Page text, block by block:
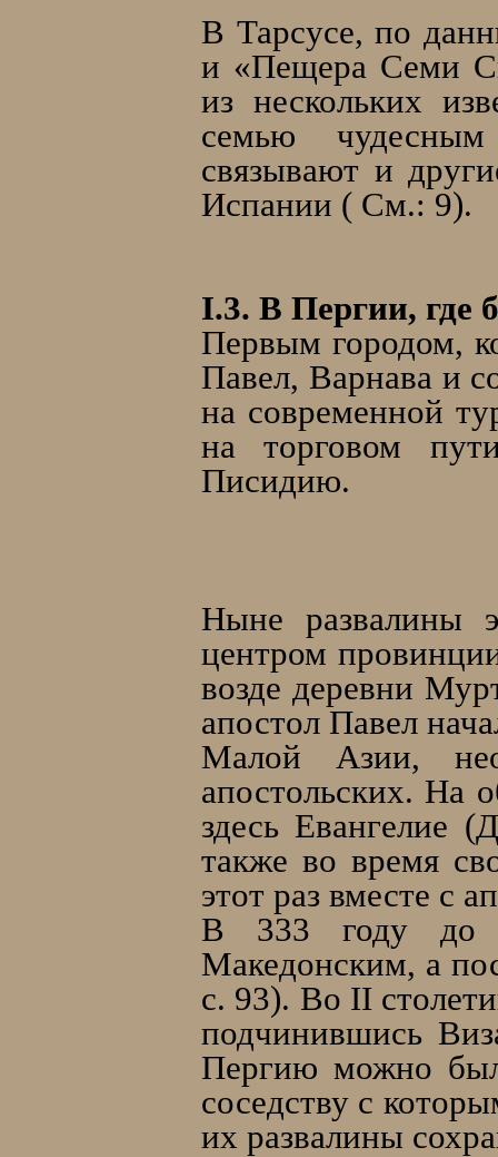
В Тарсусе, по
и «Пещера Семи
из нескольких
семью
связывают и
Испании ( См.: 9).
I.3. В Пергии, где
Первым городом,
Павел, Варнава и
на современной
на торговом
Писидию.
Ныне развалины
центром
возде деревни
апостол Павел
Малой Азии,
апостольских. На
здесь Евангелие
также во время
этот раз вместе с
В 333 году до
Македонским, а
с. 93). Во II
подчинившись
Пергию можно
соседству с
их развалины